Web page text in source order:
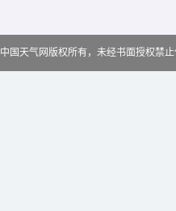
中国天气网版权所有，未经书面授权